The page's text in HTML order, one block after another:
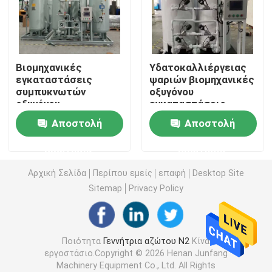
Γεννήτρια αερίου αζώτου
Βιομηχανική γεννήτρια οξυγόνου
γεννήτρια υγρού αζώτου
Ιατρική γεννήτρια οξυγόνου
Μονάδα καθαρισμού αερίου
Κινητή γεννήτρια αζώτου
Βιομηχανικές
εγκαταστάσεις
συμπυκνωτών
οξυγόνου
συστημάτων
γεννητριών PSA
οξυγόνου οροπέδιων
Αποστολή
Υδατοκαλλιέργειας
ψαριών βιομηχανικές
οξυγόνου
εγκαταστάσεις
οξυγόνου γεννητριών
93% κινητέςΑποστολή
Αρχική Σελίδα Περίπου εμείς επαφή
Desktop Site
Sitemap
Privacy Policy
Ποιότητα Γεννήτρια αζώτου Ν2 Κίνα
εργοστάσιο.Copyright © 2026 Henan Junfang
Machinery Equipment Co., Ltd. All Rights